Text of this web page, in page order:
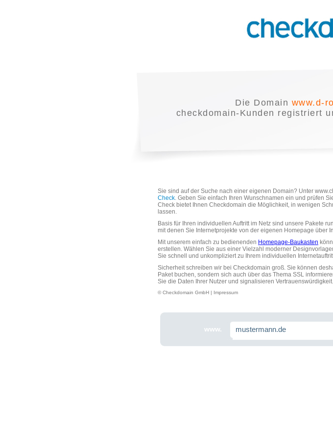
Die Domain www.d-
checkdomain-Kunden registriert
Sie sind auf der Suche nach einer eigenen Domain? Unter
Check. Geben Sie einfach Ihren Wunschnamen ein und prüfen
Check bietet Ihnen Checkdomain die Möglichkeit, in wenigen
lassen.
Basis für Ihren individuellen Auftritt im Netz sind unsere Pakete
mit denen Sie Internetprojekte von der eigenen Homepage über
Mit unserem einfach zu bedienenden Homepage-Baukasten
erstellen. Wählen Sie aus einer Vielzahl moderner
Sie schnell und unkompliziert zu Ihrem individuellen
Sicherheit schreiben wir bei Checkdomain groß. Sie können
Paket buchen, sondern sich auch über das Thema SSL
Sie die Daten Ihrer Nutzer und signalisieren Vertrauenswürdigkeit.
© Checkdomain GmbH | Impressum
www.